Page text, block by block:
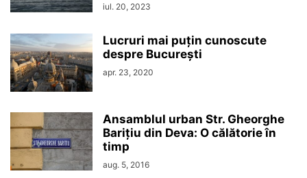
iul. 20, 2023
Lucruri mai puțin cunoscute
despre București
apr. 23, 2020
Ansamblul urban Str. Gheorghe
Barițiu din Deva: O călătorie în
timp
aug. 5, 2016